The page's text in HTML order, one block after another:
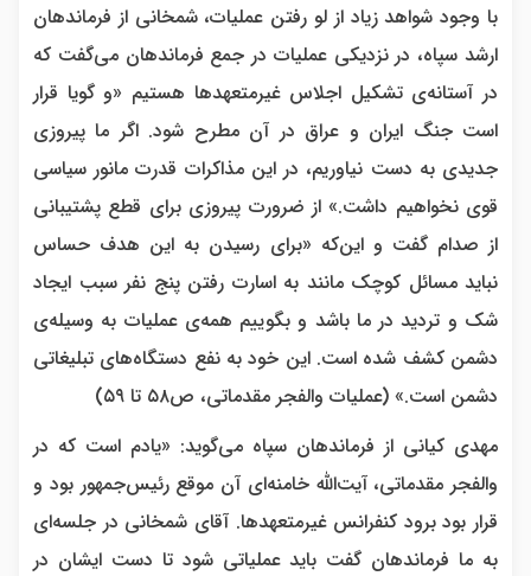
با وجود شواهد زیاد از لو رفتن عملیات، شمخانی از فرماندهان
ارشد سپاه، در نزدیکی عملیات در جمع فرماندهان می‌گفت که
در آستانه‌ی تشکیل اجلاس غیرمتعهدها هستیم «و گویا قرار
است جنگ ایران و عراق در آن مطرح شود. اگر ما پیروزی
جدیدی به ‌دست نیاوریم، در این مذاکرات قدرت مانور سیاسی
قوی نخواهیم داشت.» از ضرورت پیروزی برای قطع پشتیبانی
از صدام گفت و این‌که «برای رسیدن به این هدف حساس
نباید مسائل کوچک مانند به اسارت رفتن پنج نفر سبب ایجاد
شک و تردید در ما باشد و بگوییم همه‌ی عملیات به ‌وسیله‌ی
دشمن کشف شده است. این خود به نفع دستگاه‌های تبلیغاتی
دشمن است.» (عملیات والفجر مقدماتی، ص۵۸ تا ۵۹)
مهدی کیانی از فرماندهان سپاه می‌گوید: «یادم است که در
والفجر مقدماتی، آیت‌الله خامنه‌‏ای آن موقع رئیس‌‏‌جمهور بود و
قرار بود برود کنفرانس غیرمتعهدها. آقای شمخانی در جلسه‌‏ای
به ما فرماندهان گفت باید عملیاتی شود تا دست ایشان در